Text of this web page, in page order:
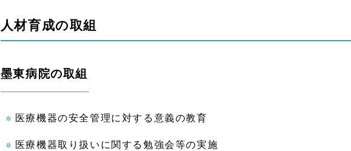
人材育成の取組
墨東病院の取組
医療機器の安全管理に対する意義の教育
医療機器取り扱いに関する勉強会等の実施